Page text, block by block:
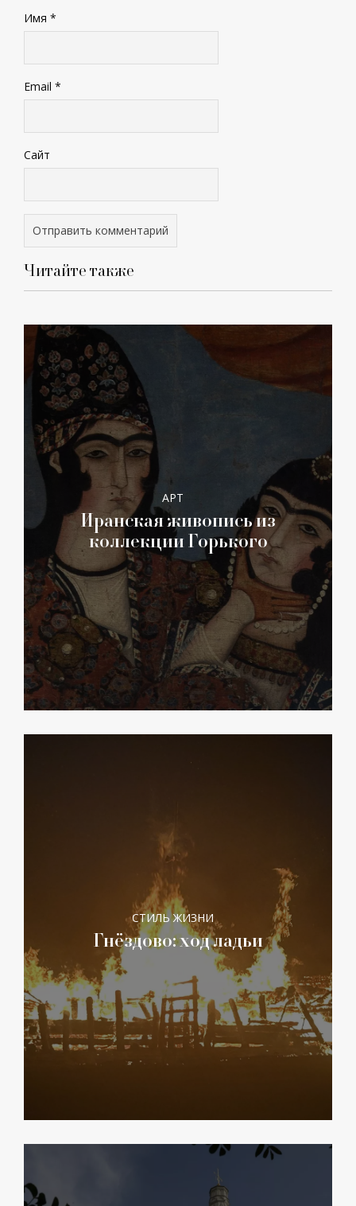
Имя *
Email *
Сайт
Читайте также
АРТ
Иранская живопись из
коллекции Горького
СТИЛЬ ЖИЗНИ
Гнёздово: ход ладьи